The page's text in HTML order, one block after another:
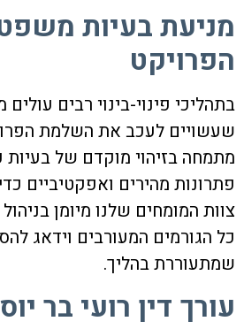
מניעת בעיות
הפרויקט
בתהליכי פינוי-בינוי רבים
שעשויים לעכב את השלמת
מתמחה בזיהוי מוקדם של בעיות
פתרונות מהירים ואפקטיביים
צוות המומחים שלנו מיומן
כל הגורמים המעורבים וידאג
שמתעוררת בהליך.
עורך דין רועי בר